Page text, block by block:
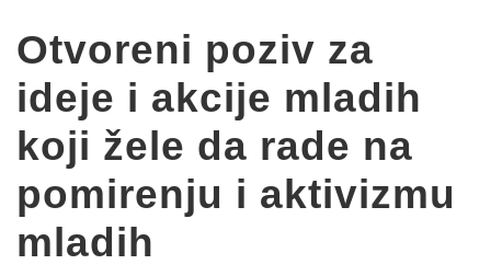
Otvoreni poziv za
ideje i akcije mladih
koji žele da rade na
pomirenju i aktivizmu
mladih